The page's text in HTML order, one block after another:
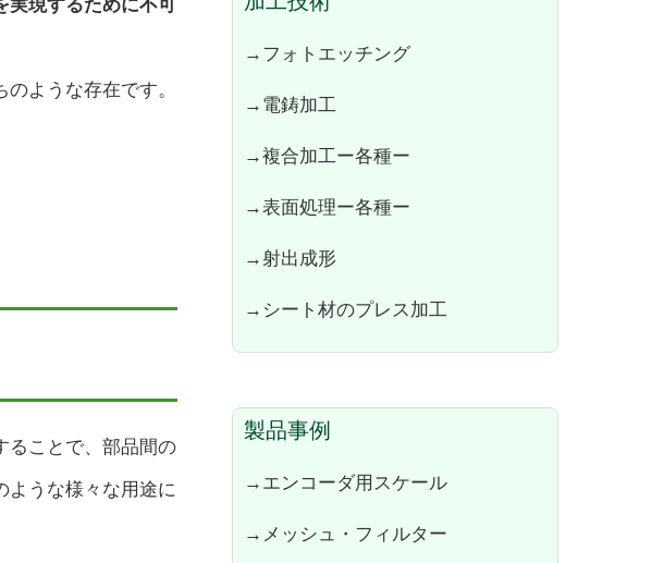
実現するために不可
ような存在です。
ることで、部品間の
ような様々な用途に
→フォトエッチング
→電鋳加工
→複合加工ー各種ー
→表面処理ー各種ー
→射出成形
→シート材のプレス加工
製品事例
→エンコーダ用スケール
→メッシュ・フィルター